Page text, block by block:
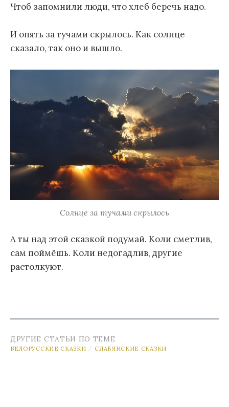
Чтоб запомнили люди, что хлеб беречь надо.
И опять за тучами скрылось. Как солнце
сказало, так оно и вышло.
Солнце за тучами скрылось
А ты над этой сказкой подумай. Коли сметлив,
сам поймёшь. Коли недогадлив, другие
растолкуют.
ДРУГИЕ СТАТЬИ ПО ТЕМЕ
БЕЛОРУССКИЕ СКАЗКИ / СЛАВЯНСКИЕ СКАЗКИ